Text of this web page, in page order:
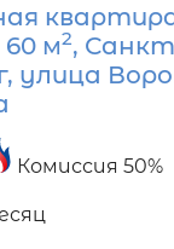
м2,
улица
Комиссия 50%